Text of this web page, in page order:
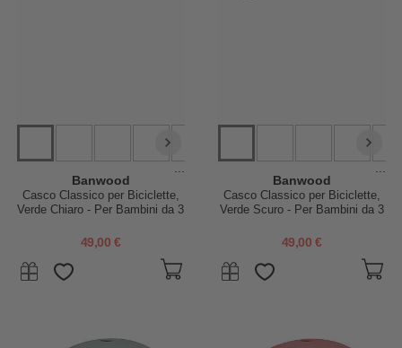
...
Banwood
Casco Classico per Biciclette,
Verde Chiaro - Per Bambini da 3
49,00 €
...
Banwood
Casco Classico per Biciclette,
Verde Scuro - Per Bambini da 3
49,00 €